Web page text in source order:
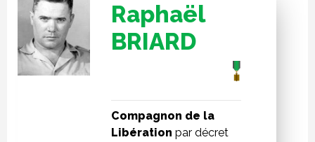
Raphaël
BRIARD
Compagnon de la
Libération par décret